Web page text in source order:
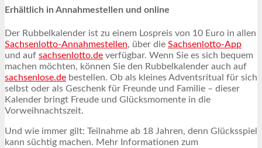
Erhältlich in Annahmestellen und online
Der Rubbelkalender ist zu einem Lospreis von 10 Euro in allen
Sachsenlotto-Annahmestellen, über die Sachsenlotto-App
und auf sachsenlotto.de verfügbar. Wenn Sie es sich bequem
machen möchten, können Sie den Rubbelkalender auch auf
sachsenlose.de bestellen. Ob als kleines Adventsritual für sich
selbst oder als Geschenk für Freunde und Familie – dieser
Kalender bringt Freude und Glücksmomente in die
Vorweihnachtszeit.
Und wie immer gilt: Teilnahme ab 18 Jahren, denn Glücksspiel
kann süchtig machen. Mehr Informationen zum